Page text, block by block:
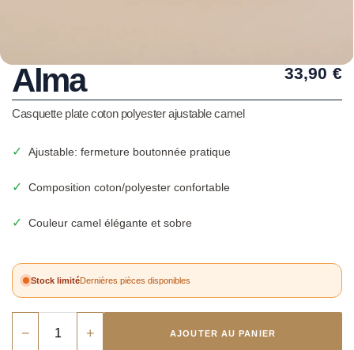
Alma 33,90 €
Casquette plate coton polyester ajustable camel
✓ Ajustable: fermeture boutonnée pratique
✓ Composition coton/polyester confortable
✓ Couleur camel élégante et sobre
Stock limitéDernières pièces disponibles
− + AJOUTER AU PANIER